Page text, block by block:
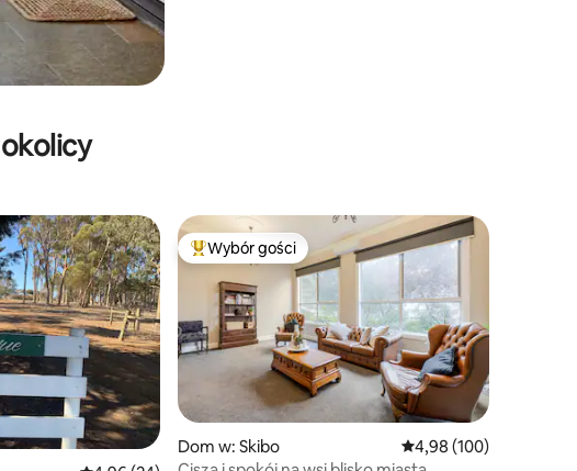
Najpopularniejsze z kategorii Wybór gości
Wybór gości
Dom w: Skibo Średnia ocena: 4,98
4,98 (100)